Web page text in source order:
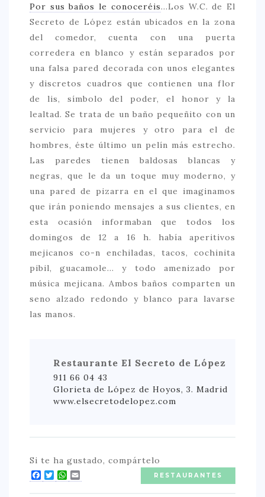
Por sus baños le conoceréis…Los W.C. de El
Secreto de López están ubicados en la zona
del comedor, cuenta con una puerta
corredera en blanco y están separados por
una falsa pared decorada con unos elegantes
y discretos cuadros que contienen una flor
de lis, símbolo del poder, el honor y la
lealtad. Se trata de un baño pequeñito con un
servicio para mujeres y otro para el de
hombres, éste último un pelín más estrecho.
Las paredes tienen baldosas blancas y
negras, que le da un toque muy moderno, y
una pared de pizarra en el que imaginamos
que irán poniendo mensajes a sus clientes, en
esta ocasión informaban que todos los
domingos de 12 a 16 h. había aperitivos
mejicanos co-n enchiladas, tacos, cochinita
pibil, guacamole… y todo amenizado por
música mejicana. Ambos baños comparten un
seno alzado redondo y blanco para lavarse
las manos.
Restaurante El Secreto de López
911 66 04 43
Glorieta de López de Hoyos, 3. Madrid
www.elsecretodelopez.com
Si te ha gustado, compártelo
Facebook
Twitter
WhatsApp RESTAURANTES